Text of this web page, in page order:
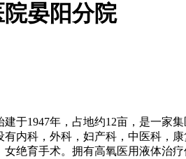
晏阳分院
于1947年，占地约12亩，是一家
有内科，外科，妇产科，中医科，
绝育手术。拥有高氧医用液体治